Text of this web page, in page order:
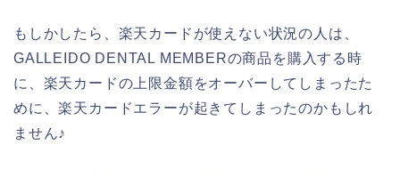
もしかしたら、楽天カードが使えない状況の人は、
GALLEIDO DENTAL MEMBERの商品を購入する時
に、楽天カードの上限金額をオーバーしてしまったた
めに、楽天カードエラーが起きてしまったのかもしれ
ません♪